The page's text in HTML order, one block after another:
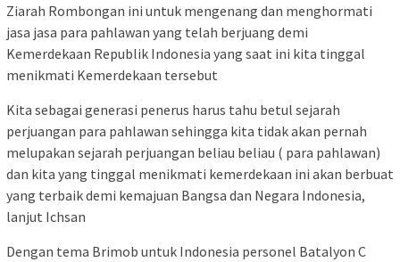
Ziarah Rombongan ini untuk mengenang dan menghormati
jasa jasa para pahlawan yang telah berjuang demi
Kemerdekaan Republik Indonesia yang saat ini kita tinggal
menikmati Kemerdekaan tersebut
Kita sebagai generasi penerus harus tahu betul sejarah
perjuangan para pahlawan sehingga kita tidak akan pernah
melupakan sejarah perjuangan beliau beliau ( para pahlawan)
dan kita yang tinggal menikmati kemerdekaan ini akan berbuat
yang terbaik demi kemajuan Bangsa dan Negara Indonesia,
lanjut Ichsan
Dengan tema Brimob untuk Indonesia personel Batalyon C